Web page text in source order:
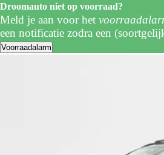
Droomauto niet op voorraad?
Meld je aan voor het
een notificatie zodra een
Voorraadalarm